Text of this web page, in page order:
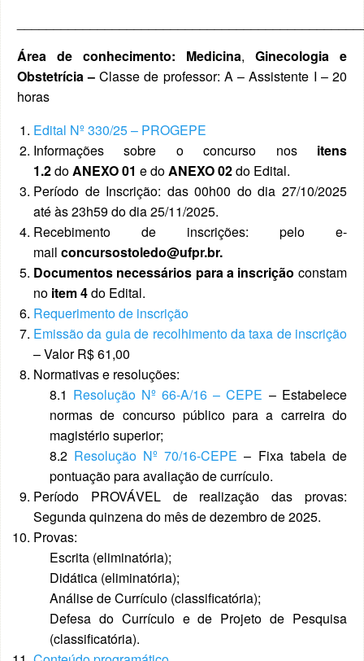
Área de conhecimento: Medicina, Ginecologia e
Obstetrícia – Classe de professor: A – Assistente I – 20
horas
Edital Nº 330/25 – PROGEPE
Informações sobre o concurso nos itens
1.2doANEXO 01 e doANEXO 02do Edital.
Período de Inscrição: das 00h00 do dia 27/10/2025
até às 23h59 do dia 25/11/2025.
Recebimento de inscrições: pelo e-
mail concursostoledo@ufpr.br.
Documentos necessários para a inscrição constam
no item 4do Edital.
Requerimento de inscrição
Emissão da guia de recolhimento da taxa de inscrição
– Valor R$ 61,00
Normativas e resoluções:
8.1 Resolução Nº 66-A/16 – CEPE – Estabelece
normas de concurso público para a carreira do
magistério superior;
8.2 Resolução Nº 70/16-CEPE – Fixa tabela de
pontuação para avaliação de currículo.
Período PROVÁVEL de realização das provas:
Segunda quinzena do mês de dezembro de 2025.
Provas:
Escrita (eliminatória);
Didática (eliminatória);
Análise de Currículo (classificatória);
Defesa do Currículo e de Projeto de Pesquisa
(classificatória).